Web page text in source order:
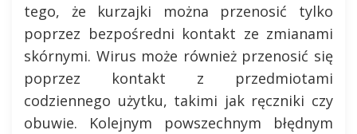
tego, że kurzajki można przenosić tylko
poprzez bezpośredni kontakt ze zmianami
skórnymi. Wirus może również przenosić się
poprzez kontakt z przedmiotami
codziennego użytku, takimi jak ręczniki czy
obuwie. Kolejnym powszechnym błędnym